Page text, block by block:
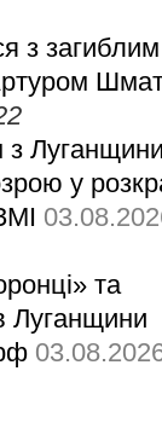
з загиблим
у
та
Луганщини